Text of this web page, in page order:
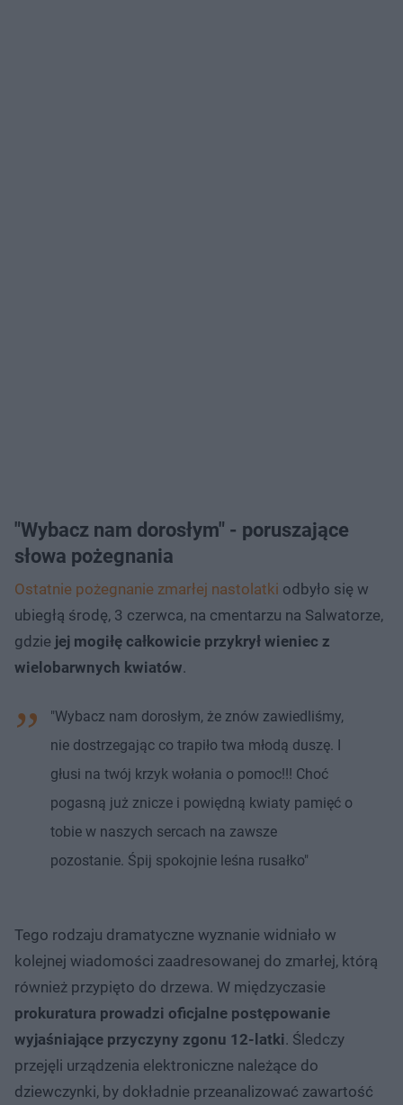
"Wybacz nam dorosłym" - poruszające
słowa pożegnania
Ostatnie pożegnanie zmarłej nastolatki odbyło się w
ubiegłą środę, 3 czerwca, na cmentarzu na Salwatorze,
gdzie jej mogiłę całkowicie przykrył wieniec z
wielobarwnych kwiatów.
"Wybacz nam dorosłym, że znów zawiedliśmy,
nie dostrzegając co trapiło twa młodą duszę. I
głusi na twój krzyk wołania o pomoc!!! Choć
pogasną już znicze i powiędną kwiaty pamięć o
tobie w naszych sercach na zawsze
pozostanie. Śpij spokojnie leśna rusałko"
Tego rodzaju dramatyczne wyznanie widniało w
kolejnej wiadomości zaadresowanej do zmarłej, którą
również przypięto do drzewa. W międzyczasie
prokuratura prowadzi oficjalne postępowanie
wyjaśniające przyczyny zgonu 12-latki. Śledczy
przejęli urządzenia elektroniczne należące do
dziewczynki, by dokładnie przeanalizować zawartość